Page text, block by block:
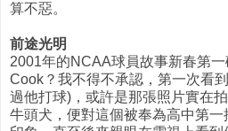
算不惡。
前途光明
2001年的NCAA球員故事新春第
Cook？我不得不承認，第一次看
過他打球)，或許是那張照片實在
牛頭犬，便對這個被奉為高中第一